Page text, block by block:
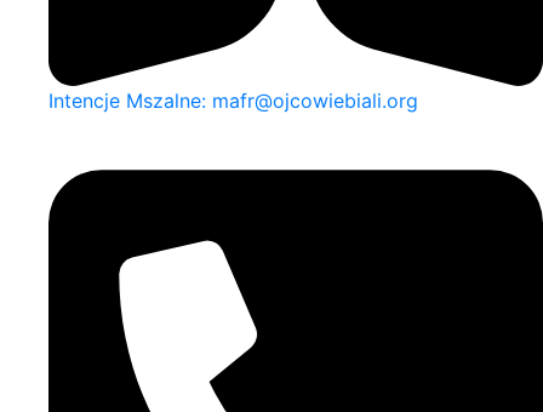
Intencje Mszalne: mafr@ojcowiebiali.org